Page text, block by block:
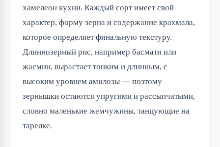
хамелеон кухни. Каждый сорт имеет свой
характер, форму зерна и содержание крахмала,
которое определяет финальную текстуру.
Длиннозерный рис, например басмати или
жасмин, вырастает тонким и длинным, с
высоким уровнем амилозы — поэтому
зернышки остаются упругими и рассыпчатыми,
словно маленькие жемчужины, танцующие на
тарелке.